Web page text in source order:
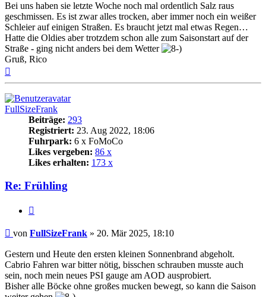
Bei uns haben sie letzte Woche noch mal ordentlich Salz raus
geschmissen. Es ist zwar alles trocken, aber immer noch ein weißer
Schleier auf einigen Straßen. Es braucht jetzt mal etwas Regen…
Hatte die Oldies aber trotzdem schon alle zum Saisonstart auf der
Straße - ging nicht anders bei dem Wetter
Gruß, Rico
FullSizeFrank
Beiträge: 293
Registriert: 23. Aug 2022, 18:06
Fuhrpark: 6 x FoMoCo
Likes vergeben: 86 x
Likes erhalten: 173 x
Re: Frühling
Beitrag
von FullSizeFrank » 20. Mär 2025, 18:10
Gestern und Heute den ersten kleinen Sonnenbrand abgeholt.
Cabrio Fahren war bitter nötig, bisschen schrauben musste auch
sein, noch mein neues PSI gauge am AOD ausprobiert.
Bisher alle Böcke ohne großes mucken bewegt, so kann die Saison